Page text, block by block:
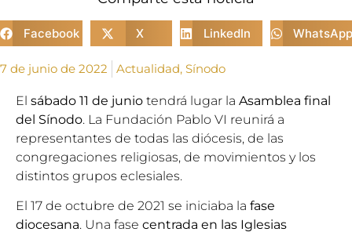
Facebook X LinkedIn WhatsApp
7 de junio de 2022 Actualidad, Sínodo
El sábado 11 de junio tendrá lugar la Asamblea final
del Sínodo. La Fundación Pablo VI reunirá a
representantes de todas las diócesis, de las
congregaciones religiosas, de movimientos y los
distintos grupos eclesiales.
El 17 de octubre de 2021 se iniciaba la fase
diocesana. Una fase centrada en las Iglesias